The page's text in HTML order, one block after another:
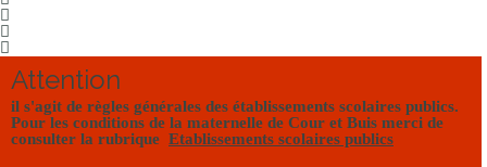
Attention
il s'agit de règles générales des établissements scolaires publics.
Pour les conditions de la maternelle de Cour et Buis merci de
consulter la rubrique Etablissements scolaires publics